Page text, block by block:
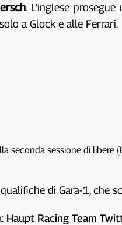
. L’inglese
a Glock e alle Ferrari.
seconda sessione di libere
di Gara-1, che
Haupt Racing Team